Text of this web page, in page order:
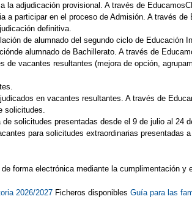
la adjudicación provisional. A través de
a participar en el proceso de Admisión. A través de
definitiva.
de alumnado del segundo ciclo de Educación
alumnado de Bachillerato. A través de
de vacantes resultantes (mejora de opción,
en vacantes resultantes. A través de
solicitudes.
de solicitudes presentadas desde el 9 de julio al 24
para solicitudes extraordinarias presentadas
forma electrónica mediante la cumplimentación
2026/2027 Ficheros disponibles Guía para las